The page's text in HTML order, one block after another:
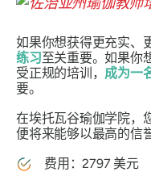
如果你想获得更充实、
练习至关重要。如果你
受正规的培训， 成为一
要。
在埃托瓦谷瑜伽学院，
便将来能够以最高的信
费用：2797 美元